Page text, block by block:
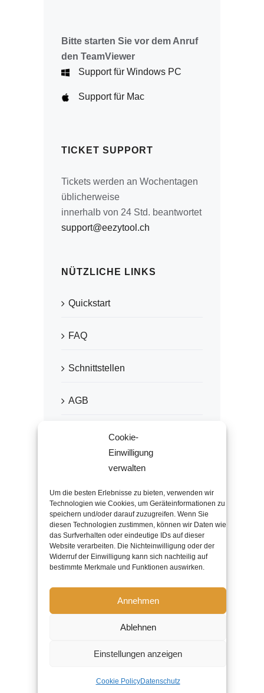
Cookie-
Einwilligung
verwalten
Um die besten Erlebnisse zu bieten, verwenden wir
Technologien wie Cookies, um Geräteinformationen zu
speichern und/oder darauf zuzugreifen. Wenn Sie
diesen Technologien zustimmen, können wir Daten wie
das Surfverhalten oder eindeutige IDs auf dieser
Website verarbeiten. Die Nichteinwilligung oder der
Widerruf der Einwilligung kann sich nachteilig auf
bestimmte Merkmale und Funktionen auswirken.
Annehmen
Ablehnen
Einstellungen anzeigen
Cookie PolicyDatenschutz
Bitte starten Sie vor dem Anruf
den TeamViewer
Support für Windows PC
Support für Mac
TICKET SUPPORT
Tickets werden an Wochentagen
üblicherweise
innerhalb von 24 Std. beantwortet
support@eezytool.ch
NÜTZLICHE LINKS
Quickstart
FAQ
Schnittstellen
AGB
Datenschutz
Impressum
EMPFOHLEN VON
Copyright 2026 eezytool Ltd.| All Rights
Facebook
LinkedIn